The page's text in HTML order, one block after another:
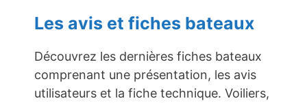
Les avis et fiches bateaux
Découvrez les dernières fiches bateaux
comprenant une présentation, les avis
utilisateurs et la fiche technique. Voiliers,